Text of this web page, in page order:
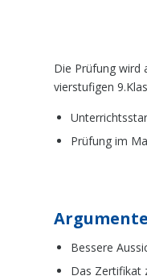
Die Prüfung wird
vierstufigen
Prüfung im
Bessere
Das Zertifikat